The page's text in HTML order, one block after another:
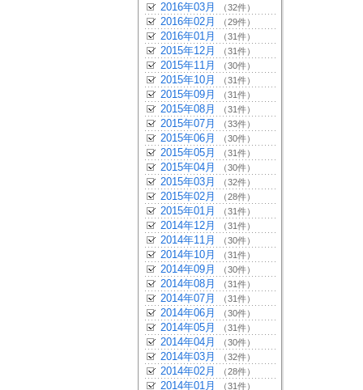
2016年03月 （32件）
2016年02月 （29件）
2016年01月 （31件）
2015年12月 （31件）
2015年11月 （30件）
2015年10月 （31件）
2015年09月 （31件）
2015年08月 （31件）
2015年07月 （33件）
2015年06月 （30件）
2015年05月 （31件）
2015年04月 （30件）
2015年03月 （32件）
2015年02月 （28件）
2015年01月 （31件）
2014年12月 （31件）
2014年11月 （30件）
2014年10月 （31件）
2014年09月 （30件）
2014年08月 （31件）
2014年07月 （31件）
2014年06月 （30件）
2014年05月 （31件）
2014年04月 （30件）
2014年03月 （32件）
2014年02月 （28件）
2014年01月 （31件）